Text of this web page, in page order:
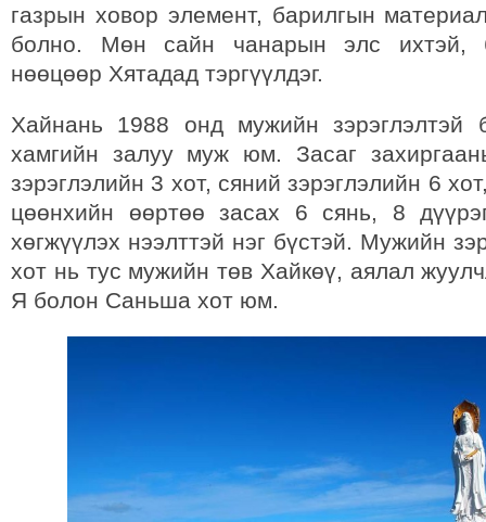
газрын ховор элемент, барилгын
болно. Мөн сайн чанарын элс ихтэй,
нөөцөөр Хятадад тэргүүлдэг.
Хайнань 1988 онд мужийн зэрэглэлтэй
хамгийн залуу муж юм. Засаг
зэрэглэлийн 3 хот, сяний зэрэглэлийн 6
цөөнхийн өөртөө засах 6 сянь, 8
хөгжүүлэх нээлттэй нэг бүстэй. Мужийн
хот нь тус мужийн төв Хайкөү, аялал
Я болон Саньша хот юм.